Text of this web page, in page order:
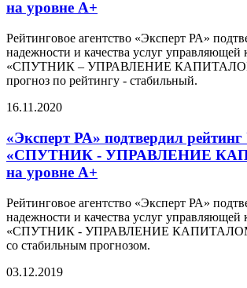
на уровне А+
Рейтинговое агентство «Эксперт РА»
надежности и качества услуг управляющей
«СПУТНИК – УПРАВЛЕНИЕ
прогноз по рейтингу - стабильный.
16.11.2020
«Эксперт РА» подтвердил
«СПУТНИК - УПРАВЛЕНИЕ
на уровне А+
Рейтинговое агентство «Эксперт РА»
надежности и качества услуг управляющей
«СПУТНИК - УПРАВЛЕНИЕ
со стабильным прогнозом.
03.12.2019